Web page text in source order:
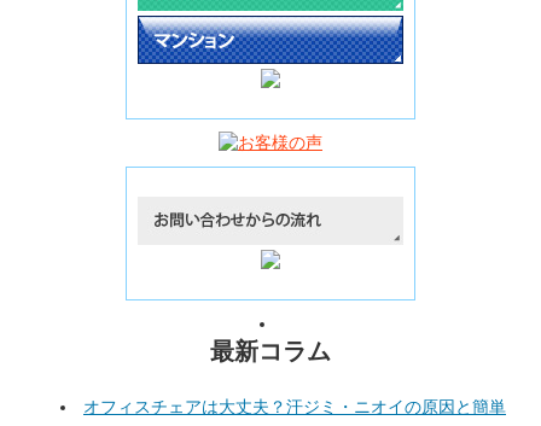
最新コラム
オフィスチェアは大丈夫？汗ジミ・ニオイの原因と簡単